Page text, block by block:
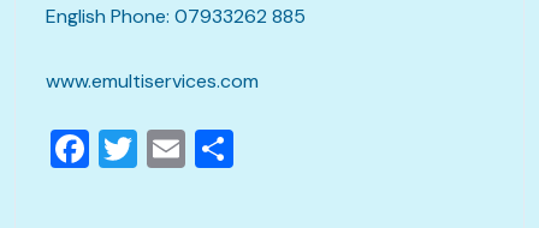
English Phone: 07933262 885
www.emultiservices.com
Facebook
Twitter
Email